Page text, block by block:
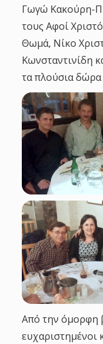
Γωγώ Κακούρη-
τους Αφοί
Θωμά, Νίκο
Κωνσταντινίδη
τα πλούσια
Από την όμορφη
ευχαριστημένοι